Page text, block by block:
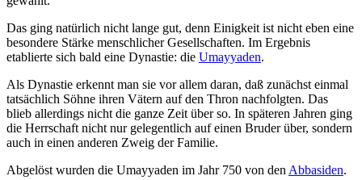
Das ging natürlich nicht lange gut, denn Einigkeit ist nicht eben eine
besondere Stärke menschlicher Gesellschaften. Im Ergebnis
etablierte sich bald eine Dynastie: die Umayyaden.
Als Dynastie erkennt man sie vor allem daran, daß zunächst einmal
tatsächlich Söhne ihren Vätern auf den Thron nachfolgten. Das
blieb allerdings nicht die ganze Zeit über so. In späteren Jahren ging
die Herrschaft nicht nur gelegentlich auf einen Bruder über, sondern
auch in einen anderen Zweig der Familie.
Abgelöst wurden die Umayyaden im Jahr 750 von den Abbasiden.